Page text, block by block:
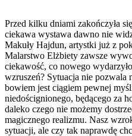
Przed kilku dniami zakończyła
ciekawa wystawa dawno nie
Makuły Hajdun, artystki już z
Malarstwo Elżbiety zawsze
ciekawość, co nowego
wzruszeń? Sytuacja nie pozwala
bowiem jest ciągiem pewnej
niedoścignionego, będącego za
daleko czego nie możemy
magicznego realizmu. Nasz
sytuacji, ale czy tak naprawdę